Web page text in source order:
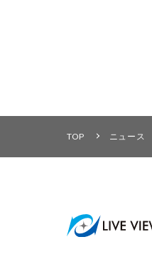
TOP ニュース